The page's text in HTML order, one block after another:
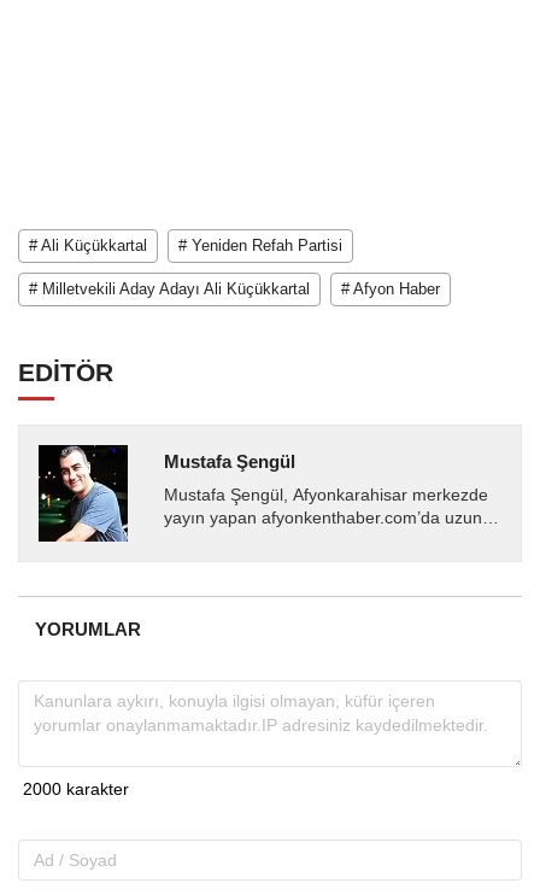
# Ali Küçükkartal # Yeniden Refah Partisi
# Milletvekili Aday Adayı Ali Küçükkartal # Afyon Haber
EDİTÖR
Mustafa Şengül
Mustafa Şengül, Afyonkarahisar merkezde
yayın yapan afyonkenthaber.com’da uzun
almakta, haber akışı...
YORUMLAR